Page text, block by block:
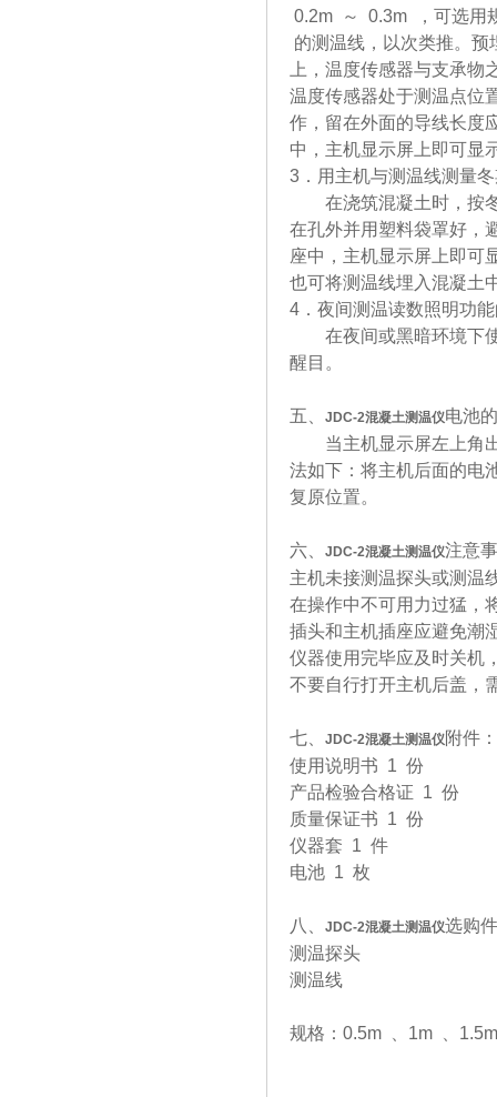
0.2m ～ 0.3m ，可选用
的测温线，以次类推。
上，温度传感器与支承
温度传感器处于测温点位
作，留在外面的导线长度
中，主机显示屏上即可
3．用主机与测温线测量
在浇筑混凝土时，按冬
在孔外并用塑料袋罩好，
座中，主机显示屏上即可
也可将测温线埋入混凝
4．夜间测温读数照明功
在夜间或黑暗环境下使
醒目。
五、 JDC-2混凝土测温仪电池
当主机显示屏左上角出
法如下：将主机后面的电
复原位置。
六、 JDC-2混凝土测温仪注意
主机未接测温探头或测温
在操作中不可用力过猛，
插头和主机插座应避免潮
仪器使用完毕应及时关机
不要自行打开主机后盖，
七、 JDC-2混凝土测温仪附件：
使用说明书 1 份
产品检验合格证 1 份
质量保证书 1 份
仪器套 1 件
电池 1 枚
八、 JDC-2混凝土测温仪选购
测温探头
测温线
规格：0.5m 、1m 、